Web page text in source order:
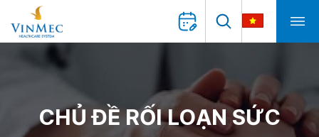
CHỦ ĐỀ RỐI LOẠN SỨC